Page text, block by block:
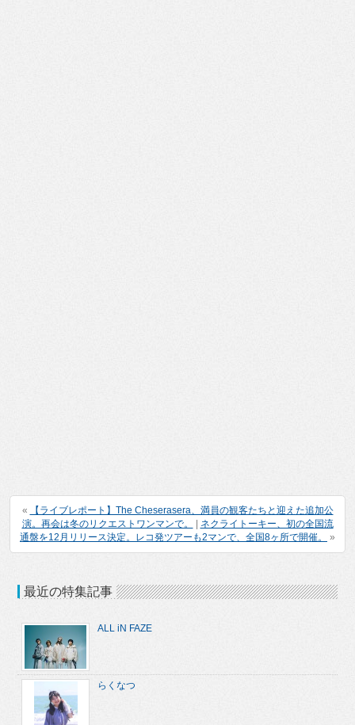
«
【ライブレポート】The Cheserasera、満員の観客たちと迎えた追加公
演。再会は冬のリクエストワンマンで。
| ネクライトーキー、初の全国流
通盤を12月リリース決定。レコ発ツアーも2マンで、全国8ヶ所で開催。
»
最近の特集記事
ALL iN FAZE
らくなつ